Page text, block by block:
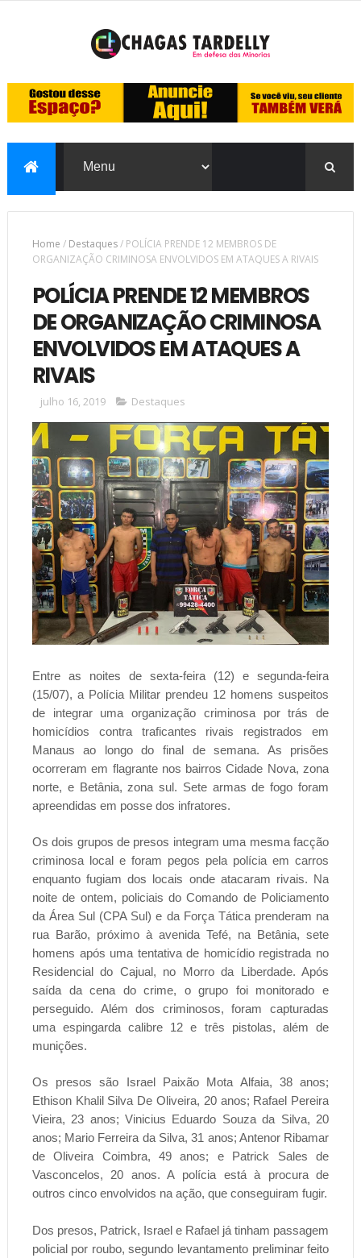
Home / Destaques/ POLÍCIA PRENDE 12 MEMBROS DE
ORGANIZAÇÃO CRIMINOSA ENVOLVIDOS EM ATAQUES A RIVAIS
POLÍCIA PRENDE 12 MEMBROS
DE ORGANIZAÇÃO CRIMINOSA
ENVOLVIDOS EM ATAQUES A
RIVAIS
julho 16, 2019 Destaques
Entre as noites de sexta-feira (12) e segunda-feira
(15/07), a Polícia Militar prendeu 12 homens suspeitos
de integrar uma organização criminosa por trás de
homicídios contra traficantes rivais registrados em
Manaus ao longo do final de semana. As prisões
ocorreram em flagrante nos bairros Cidade Nova, zona
norte, e Betânia, zona sul. Sete armas de fogo foram
apreendidas em posse dos infratores.
Os dois grupos de presos integram uma mesma facção
criminosa local e foram pegos pela polícia em carros
enquanto fugiam dos locais onde atacaram rivais. Na
noite de ontem, policiais do Comando de Policiamento
da Área Sul (CPA Sul) e da Força Tática prenderam na
rua Barão, próximo à avenida Tefé, na Betânia, sete
homens após uma tentativa de homicídio registrada no
Residencial do Cajual, no Morro da Liberdade. Após
saída da cena do crime, o grupo foi monitorado e
perseguido. Além dos criminosos, foram capturadas
uma espingarda calibre 12 e três pistolas, além de
munições.
Os presos são Israel Paixão Mota Alfaia, 38 anos;
Ethison Khalil Silva De Oliveira, 20 anos; Rafael Pereira
Vieira, 23 anos; Vinicius Eduardo Souza da Silva, 20
anos; Mario Ferreira da Silva, 31 anos; Antenor Ribamar
de Oliveira Coimbra, 49 anos; e Patrick Sales de
Vasconcelos, 20 anos. A polícia está à procura de
outros cinco envolvidos na ação, que conseguiram fugir.
Dos presos, Patrick, Israel e Rafael já tinham passagem
policial por roubo, segundo levantamento preliminar feito